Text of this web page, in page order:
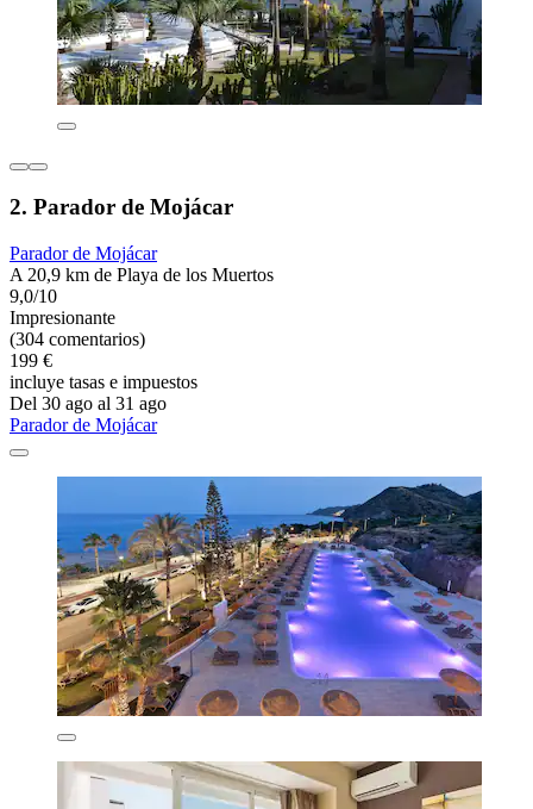
2. Parador de Mojácar
Parador de Mojácar
A 20,9 km de Playa de los Muertos
9,0/10
Impresionante
(304 comentarios)
199 €
incluye tasas e impuestos
Del 30 ago al 31 ago
Parador de Mojácar